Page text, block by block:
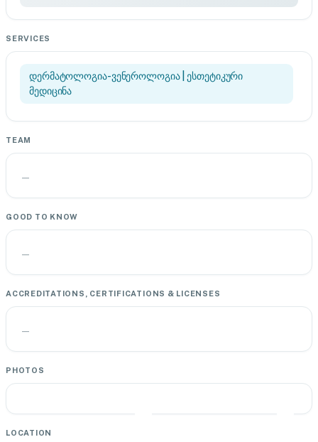
SERVICES
დერმატოლოგია-ვენეროლოგია | ესთეტიკური
მედიცინა
TEAM
—
GOOD TO KNOW
—
ACCREDITATIONS, CERTIFICATIONS & LICENSES
—
PHOTOS
LOCATION